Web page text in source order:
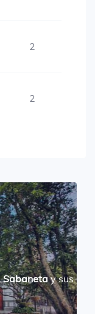
2
2
Sabanetay sus